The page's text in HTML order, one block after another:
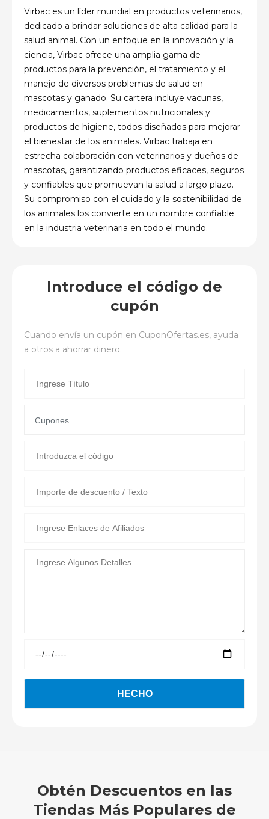
Virbac es un líder mundial en productos veterinarios,
dedicado a brindar soluciones de alta calidad para la
salud animal. Con un enfoque en la innovación y la
ciencia, Virbac ofrece una amplia gama de
productos para la prevención, el tratamiento y el
manejo de diversos problemas de salud en
mascotas y ganado. Su cartera incluye vacunas,
medicamentos, suplementos nutricionales y
productos de higiene, todos diseñados para mejorar
el bienestar de los animales. Virbac trabaja en
estrecha colaboración con veterinarios y dueños de
mascotas, garantizando productos eficaces, seguros
y confiables que promuevan la salud a largo plazo.
Su compromiso con el cuidado y la sostenibilidad de
los animales los convierte en un nombre confiable
en la industria veterinaria en todo el mundo.
Introduce el código de
cupón
Cuando envía un cupón en CuponOfertas.es, ayuda
a otros a ahorrar dinero.
Obtén Descuentos en las
Tiendas Más Populares de